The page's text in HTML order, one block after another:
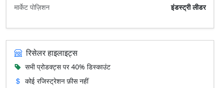
मार्केट पोज़िशन
इंडस्ट्री लीडर
रिसेलर हाइलाइट्स
सभी प्रोडक्ट्स पर 40% डिस्काउंट
कोई रजिस्ट्रेशन फ़ीस नहीं